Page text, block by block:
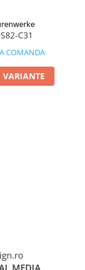
C31
COMANDA
VARIANTE
MEDIA